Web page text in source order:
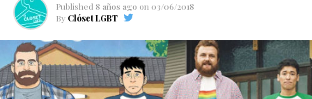
Published 8 años ago on 03/06/2018
By Clóset LGBT